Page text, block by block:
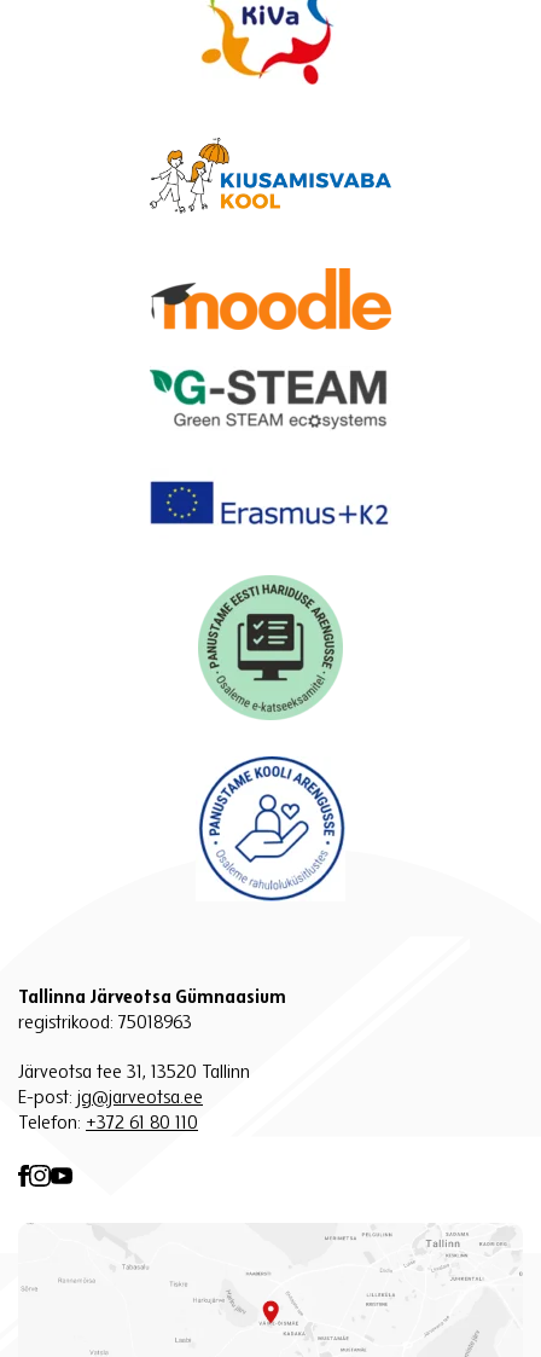
Tallinna Järveotsa Gümnaasium
registrikood: 75018963
Järveotsa tee 31, 13520 Tallinn
E-post: jg@jarveotsa.ee
Telefon: +372 61 80 110